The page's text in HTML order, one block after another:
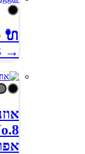
→ C13 נקבה